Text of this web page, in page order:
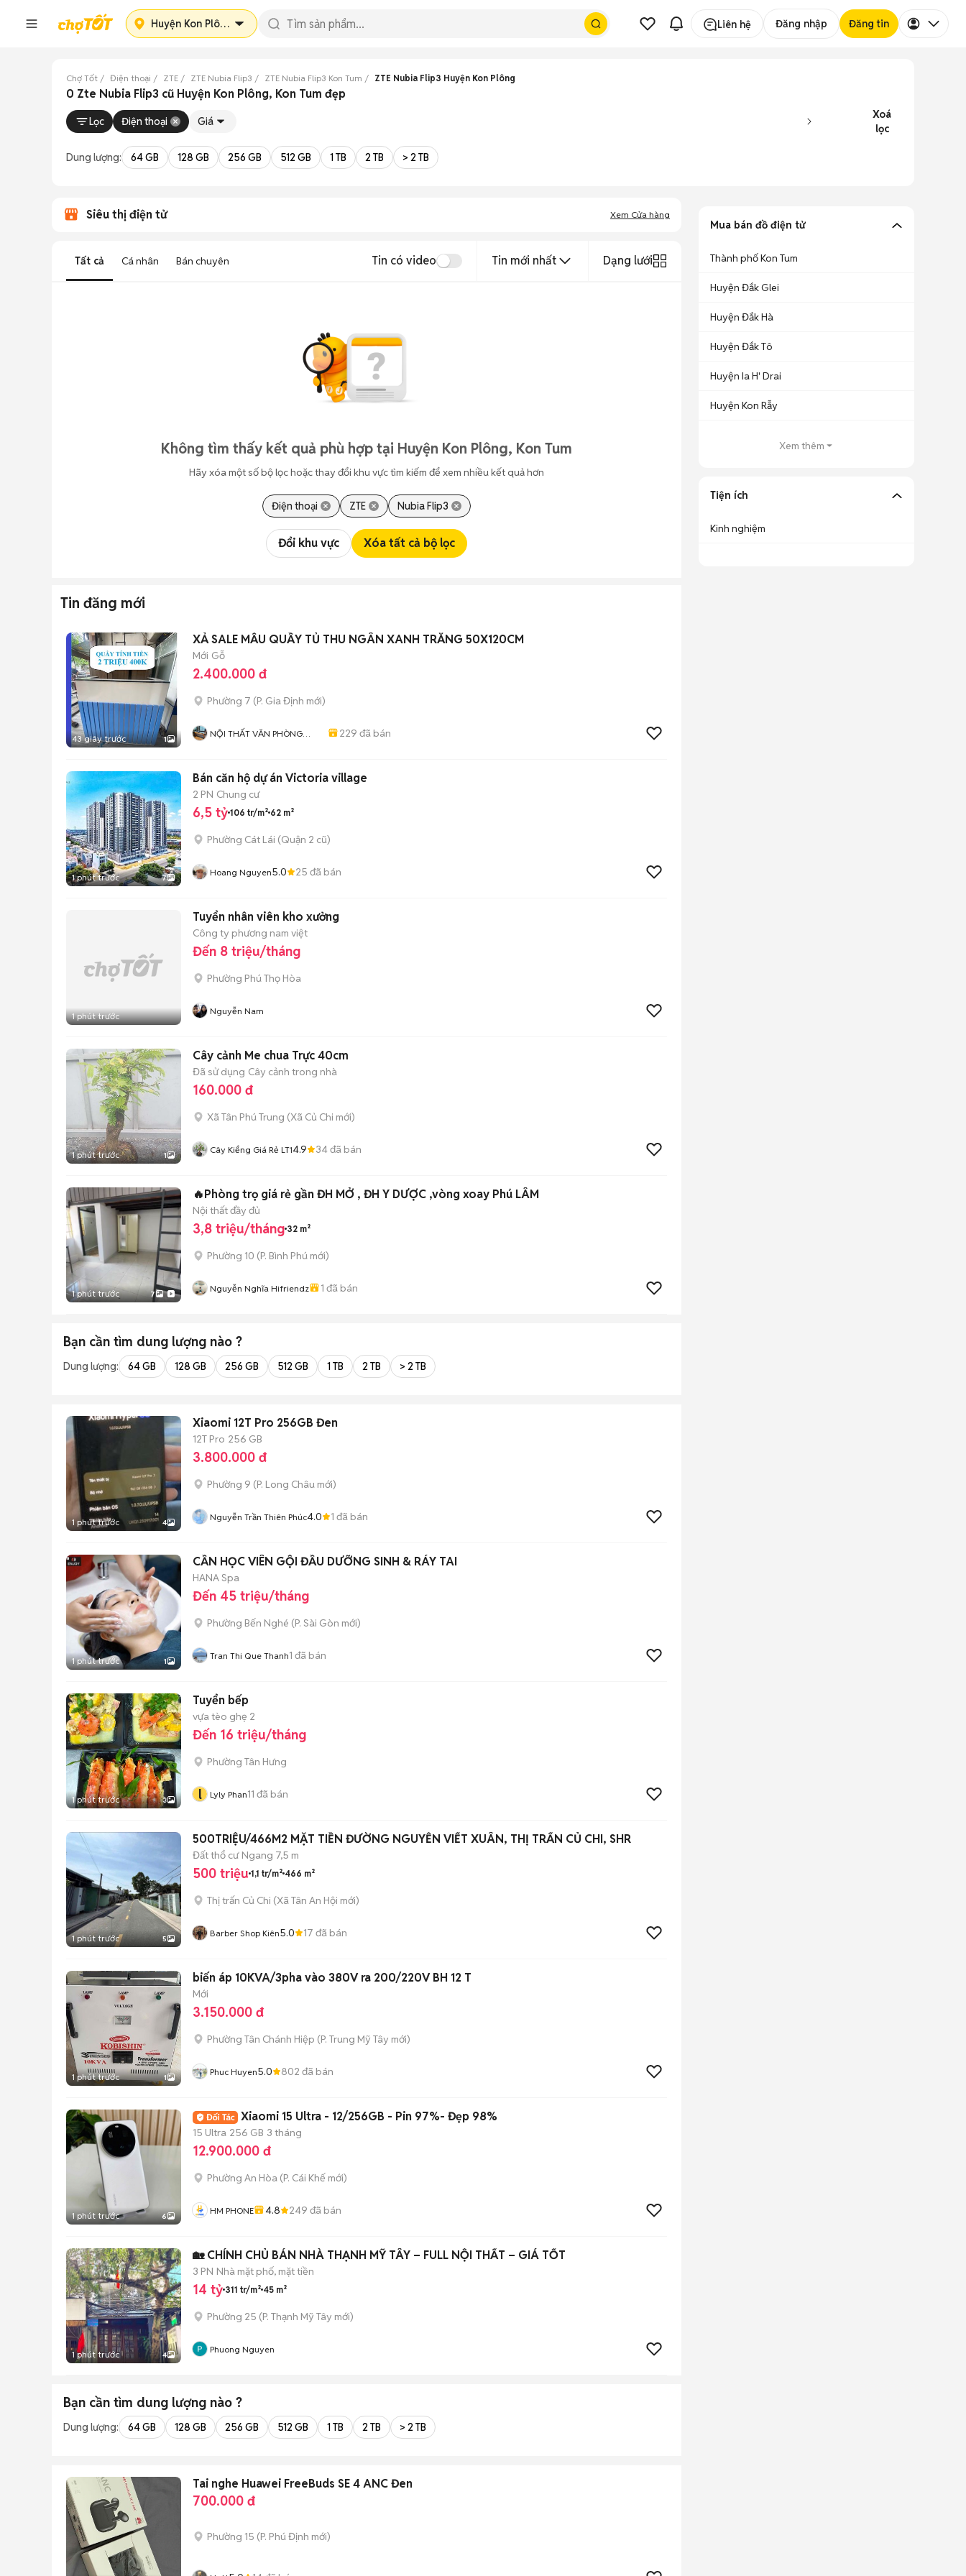
Huyện Kon Plông Liên hệ Đăng nhập Đăng tin
Chợ Tốt Điện thoại ZTE ZTE Nubia Flip3 ZTE Nubia Flip3 Kon Tum ZTE Nubia Flip3 Huyện Kon Plông
0 Zte Nubia Flip3 cũ Huyện Kon Plông, Kon Tum đẹp
Lọc Điện thoại Giá
Xoá
lọc
Dung lượng: 64 GB 128 GB 256 GB 512 GB 1 TB 2 TB > 2 TB
Siêu thị điện tử Xem Cửa hàng
Tất cả Cá nhân Bán chuyên Tin có video Tin mới nhất Dạng lưới
Không tìm thấy kết quả phù hợp tại Huyện Kon Plông, Kon Tum
Hãy xóa một số bộ lọc hoặc thay đổi khu vực tìm kiếm để xem nhiều kết quả hơn
Điện thoại ZTE Nubia Flip3
Đổi khu vực Xóa tất cả bộ lọc
Tin đăng mới
43 giây trước 1
XẢ SALE MẪU QUẦY TỦ THU NGÂN XANH TRẮNG 50X120CM
Mới Gỗ
2.400.000 đ
Phường 7 (P. Gia Định mới)
NỘI THẤT VĂN PHÒNG
229 đã bán
1 phút trước 7
Bán căn hộ dự án Victoria village
2 PN Chung cư
6,5 tỷ 106 tr/m² 62 m²
Phường Cát Lái (Quận 2 cũ)
Hoang Nguyen5.0 25 đã bán
1 phút trước
Tuyển nhân viên kho xưởng
Công ty phương nam việt
Đến 8 triệu/tháng
Phường Phú Thọ Hòa
Nguyễn Nam
1 phút trước 1
Cây cảnh Me chua Trực 40cm
Đã sử dụng Cây cảnh trong nhà
160.000 đ
Xã Tân Phú Trung (Xã Củ Chi mới)
Cây Kiểng Giá Rẻ LT14.9 34đã bán
1 phút trước 7
🔥Phòng trọ giá rẻ gần ĐH MỞ , ĐH Y DƯỢC ,vòng xoay Phú LÂM
Nội thất đầy đủ
3,8 triệu/tháng 32 m²
Phường 10 (P. Bình Phú mới)
Nguyễn Nghĩa Hifriendz 1 đã bán
Bạn cần tìm dung lượng nào ?
Dung lượng: 64 GB 128 GB 256 GB 512 GB 1 TB 2 TB > 2 TB
1 phút trước 4
Xiaomi 12T Pro 256GB Đen
12T Pro 256 GB
3.800.000 đ
Phường 9 (P. Long Châu mới)
Nguyễn Trần Thiên Phúc4.0 1 đã bán
1 phút trước 1
CẦN HỌC VIÊN GỘI ĐẦU DƯỠNG SINH & RÁY TAI
HANA Spa
Đến 45 triệu/tháng
Phường Bến Nghé (P. Sài Gòn mới)
Tran Thi Que Thanh1 đã bán
1 phút trước 3
Tuyển bếp
vựa tèo ghẹ 2
Đến 16 triệu/tháng
Phường Tân Hưng
l Lyly Phan11 đã bán
1 phút trước 5
500TRIỆU/466M2 MẶT TIỀN ĐƯỜNG NGUYỄN VIẾT XUÂN, THỊ TRẤN CỦ CHI, SHR
Đất thổ cư Ngang 7,5 m
500 triệu 1,1 tr/m² 466 m²
Thị trấn Củ Chi (Xã Tân An Hội mới)
Barber Shop Kiên5.0 17 đã bán
1 phút trước 1
biến áp 10KVA/3pha vào 380V ra 200/220V BH 12 T
Mới
3.150.000 đ
Phường Tân Chánh Hiệp (P. Trung Mỹ Tây mới)
Phuc Huyen5.0 802 đã bán
1 phút trước 6
Xiaomi 15 Ultra - 12/256GB - Pin 97%- Đẹp 98%
15 Ultra 256 GB 3 tháng
12.900.000 đ
Phường An Hòa (P. Cái Khế mới)
HM PHONE 4.8 249 đã bán
1 phút trước 4
🏡 CHÍNH CHỦ BÁN NHÀ THẠNH MỸ TÂY – FULL NỘI THẤT – GIÁ TỐT
3 PN Nhà mặt phố, mặt tiền
14 tỷ 311 tr/m² 45 m²
Phường 25 (P. Thạnh Mỹ Tây mới)
Phuong Nguyen
Bạn cần tìm dung lượng nào ?
Dung lượng: 64 GB 128 GB 256 GB 512 GB 1 TB 2 TB > 2 TB
Tai nghe Huawei FreeBuds SE 4 ANC Đen
700.000 đ
Phường 15 (P. Phú Định mới)
Mua bán đồ điện tử
Thành phố Kon Tum
Huyện Đắk Glei
Huyện Đắk Hà
Huyện Đắk Tô
Huyện Ia H' Drai
Huyện Kon Rẫy
Xem thêm
Tiện ích
Kinh nghiệm